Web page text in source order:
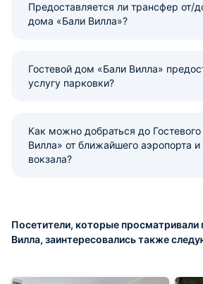
Предоставляется ли трансфер от/
дома «Бали Вилла»?
Гостевой дом «Бали Вилла»
услугу парковки?
Как можно добраться до
Вилла» от ближайшего аэропорта
вокзала?
Посетители, которые просматривали
Вилла, заинтересовались также